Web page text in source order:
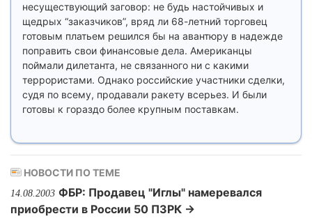
несуществующий заговор: не будь настойчивых и
щедрых “заказчиков”, вряд ли 68-летний торговец
готовым платьем решился бы на авантюру в надежде
поправить свои финансовые дела. Американцы
поймали дилетанта, не связанного ни с какими
террористами. Однако российские участники сделки,
судя по всему, продавали ракету всерьез. И были
готовы к гораздо более крупным поставкам.
НОВОСТИ ПО ТЕМЕ
14.08.2003 ФБР: Продавец "Иглы" намеревался
приобрести в России 50 ПЗРК →